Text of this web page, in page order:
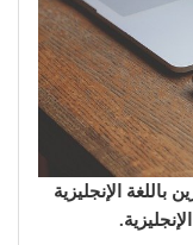
الإنجليزية